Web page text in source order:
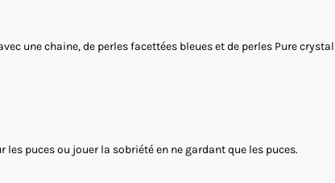
une chaine, de perles facettées bleues et de perles Pure
puces ou jouer la sobriété en ne gardant que les puces.